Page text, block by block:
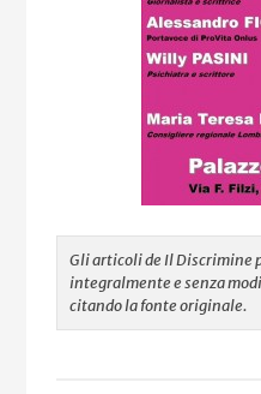
Gli articoli de Il Discrimine
integralmente e senza
citando la fonte originale.